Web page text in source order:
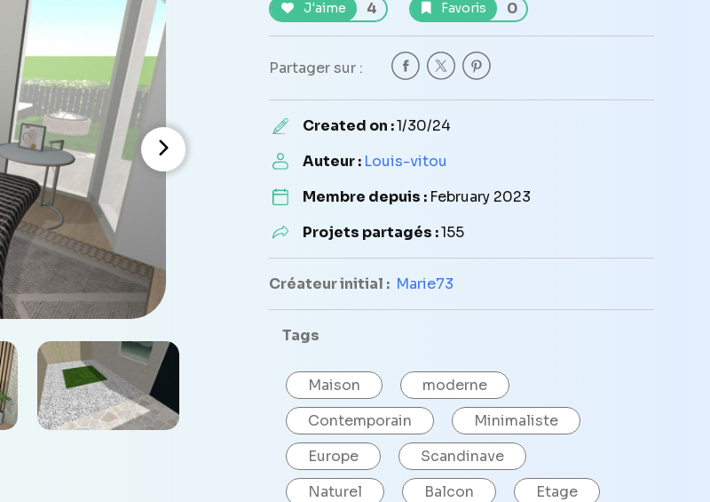
J'aime 4 Favoris 0
Partager sur :
Created on :1/30/24
Auteur : Louis-vitou
Membre depuis : February 2023
Projets partagés :155
Créateur initial : Marie73
Tags
Maison
moderne
Contemporain
Minimaliste
Europe
Scandinave
Naturel
Balcon
Etage